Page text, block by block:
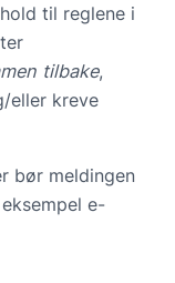
til reglene i
tilbake,
eller kreve
bør meldingen
e-